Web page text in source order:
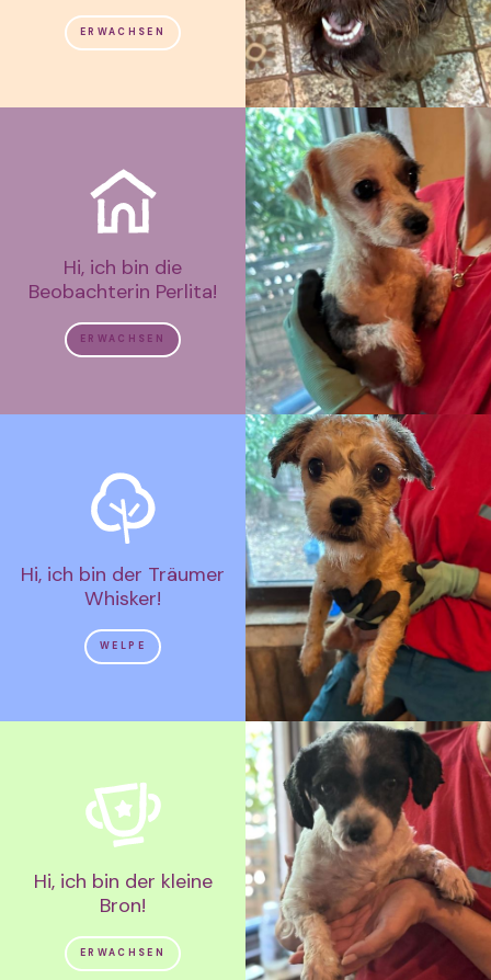
ERWACHSEN
Hi, ich bin die
Beobachterin Perlita!
ERWACHSEN
Hi, ich bin der Träumer
Whisker!
WELPE
Hi, ich bin der kleine
Bron!
ERWACHSEN